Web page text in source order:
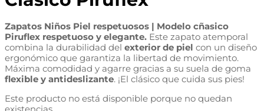
Zapatos Niños Piel respetuosos | Modelo cñasico
Piruflex respetuoso y elegante. Este zapato atemporal
combina la durabilidad del exterior de piel con un diseño
ergonómico que garantiza la libertad de movimiento.
Máxima comodidad y agarre gracias a su suela de goma
flexible y antideslizante. ¡El clásico que cuida sus pies!
Este producto no está disponible porque no quedan